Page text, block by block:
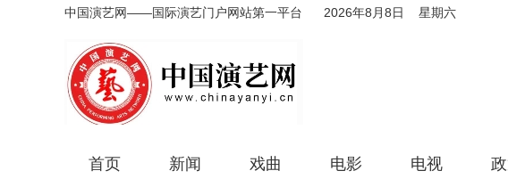
中国演艺网——国际演艺门户网站第一平台 2026年8月8日 星期六
首页 新闻 戏曲 电影 电视